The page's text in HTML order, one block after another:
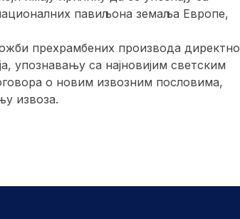
павиљона земаља Европе,
прехрамбених производа директно
упознавању са најновијим светским
о новим извозним пословима,
извоза.